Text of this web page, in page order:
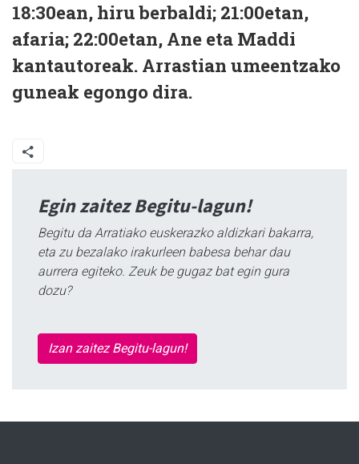
18:30ean, hiru berbaldi; 21:00etan,
afaria; 22:00etan, Ane eta Maddi
kantautoreak. Arrastian umeentzako
guneak egongo dira.
Egin zaitez Begitu-lagun!
Begitu da Arratiako euskerazko aldizkari bakarra,
eta zu bezalako irakurleen babesa behar dau
aurrera egiteko. Zeuk be gugaz bat egin gura
dozu?
Izan zaitez Begitu-lagun!